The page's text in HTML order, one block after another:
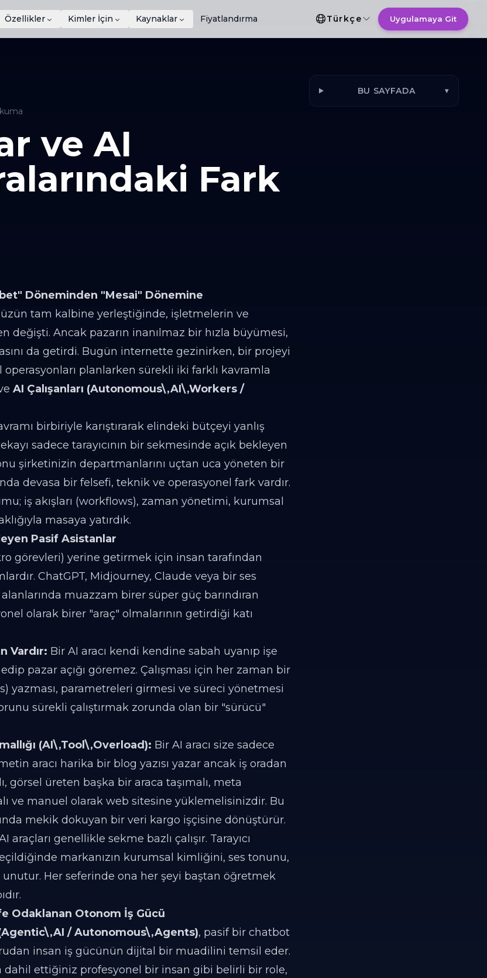
Özellikler Kimler İçin Kaynaklar Fiyatlandırma Dil Seçimi
Türkçe Uygulamaya Git
ve AI
Fark
Döneminden "Mesai" Dönemine
tam kalbine yerleştiğinde, işletmelerin ve
değişti. Ancak pazarın inanılmaz bir hızla büyümesi,
da getirdi. Bugün internette gezinirken, bir projeyi
planlarken sürekli iki farklı kavramla
AI Çalışanları (Autonomous\,AI\,Workers /
birbiriyle karıştırarak elindeki bütçeyi yanlış
sadece tarayıcının bir sekmesinde açık bekleyen
şirketinizin departmanlarını uçtan uca yöneten bir
devasa bir felsefi, teknik ve operasyonel fark vardır.
iş akışları (workflows), zaman yönetimi, kurumsal
masaya yatırdık.
Pasif Asistanlar
görevleri) yerine getirmek için insan tarafından
ChatGPT, Midjourney, Claude veya bir ses
muazzam birer süper güç barındıran
olarak birer "araç" olmalarının getirdiği katı
Vardır: Bir AI aracı kendi kendine sabah uyanıp işe
pazar açığı göremez. Çalışması için her zaman bir
yazması, parametreleri girmesi ve süreci yönetmesi
sürekli çalıştırmak zorunda olan bir "sürücü"
(AI\,Tool\,Overload): Bir AI aracı size sadece
aracı harika bir blog yazısı yazar ancak iş oradan
görsel üreten başka bir araca taşımalı, meta
ve manuel olarak web sitesine yüklemelisinizdir. Bu
mekik dokuyan bir veri kargo işçisine dönüştürür.
araçları genellikle sekme bazlı çalışır. Tarayıcı
markanızın kurumsal kimliğini, ses tonunu,
unutur. Her seferinde ona her şeyi baştan öğretmek
Odaklanan Otonom İş Gücü
(Agentic\,AI / Autonomous\,Agents), pasif bir chatbot
insan iş gücünün dijital bir muadilini temsil eder.
dahil ettiğiniz profesyonel bir insan gibi belirli bir role,
BU SAYFADA ▾